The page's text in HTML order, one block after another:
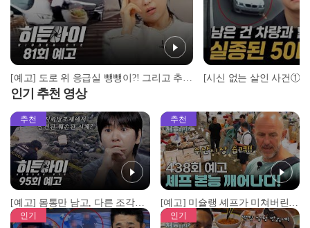
[예고] 도로 위 응급실 뺑뺑이?! 그리고 추모공원에서 사라진 여성에 대한 참혹한 결말까지!
인기 추천 영상
추천
[예고] 몸통만 남고, 다른 조각은 어디에..? 시화호에서 드러난 충격적인 토막 살인사건!
추천
[예고] 미슐랭 셰프가 미쳐버린 이유! 본능이 깨어난 사건은?
인기 인기